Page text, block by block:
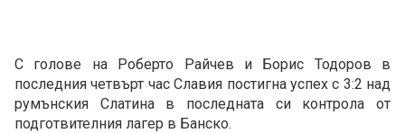
С голове на Роберто Райчев и Борис Тодоров в
последния четвърт час Славия постигна успех с 3:2 над
румънския Слатина в последната си контрола от
подготвителния лагер в Банско.